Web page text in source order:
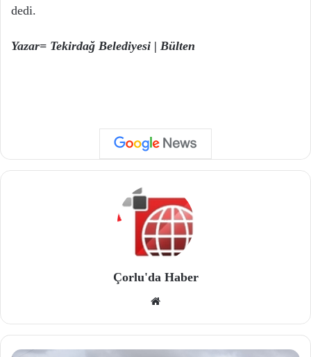
dedi.
Yazar= Tekirdağ Belediyesi | Bülten
Çorlu'da Haber
site
si